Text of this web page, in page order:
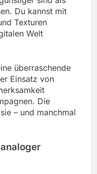
Du kannst mit
Texturen
Welt
überraschende
Einsatz von
Die
– und manchmal